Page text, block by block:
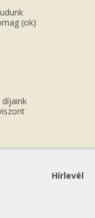
(ok)
díjaink
Hírlevél